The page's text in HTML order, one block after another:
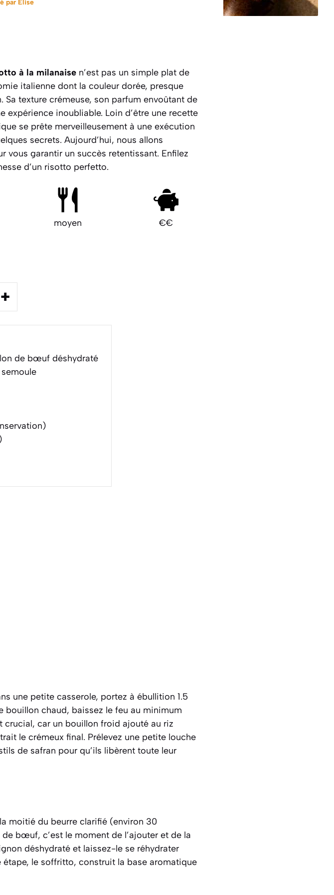
par Elise
à la milanaise n’est pas un simple plat de
italienne dont la couleur dorée, presque
Sa texture crémeuse, son parfum envoûtant de
expérience inoubliable. Loin d’être une recette
se prête merveilleusement à une exécution
secrets. Aujourd’hui, nous allons
vous garantir un succès retentissant. Enfilez
d’un risotto perfetto.
moyen €€
+
de bœuf déshydraté
une petite casserole, portez à ébullition 1.5
bouillon chaud, baissez le feu au minimum
crucial, car un bouillon froid ajouté au riz
le crémeux final. Prélevez une petite louche
de safran pour qu’ils libèrent toute leur
moitié du beurre clarifié (environ 30
bœuf, c’est le moment de l’ajouter et de la
déshydraté et laissez-le se réhydrater
étape, le soffritto, construit la base aromatique